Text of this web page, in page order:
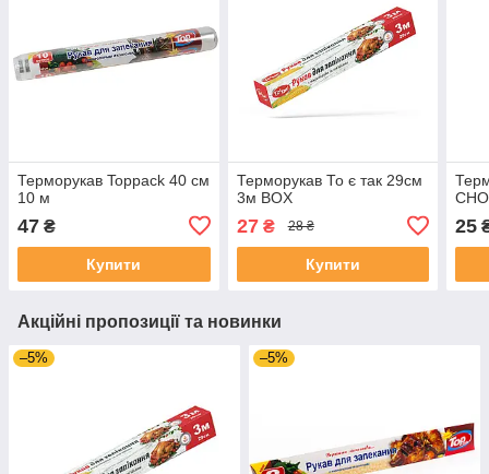
Терморукав Toppack 40 см
10 м
47 ₴
Купити
Терморукав То є так 29см
3м BOX
27₴ 28 ₴
Купити
25
Акційні пропозиції та новинки
–5% –5%